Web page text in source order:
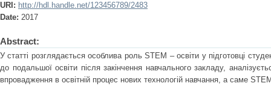
URI: http://hdl.handle.net/123456789/2483
Date: 2017
Abstract:
У статті розглядається особлива роль STEM – освіти у підготовці
до подальшої освіти після закінчення навчального закладу,
впровадження в освітній процес нових технологій навчання, а саме